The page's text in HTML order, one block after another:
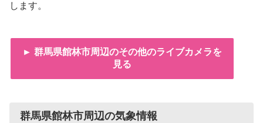
します。
► 群馬県館林市周辺のその他のライブカメラを
見る
群馬県館林市周辺の気象情報